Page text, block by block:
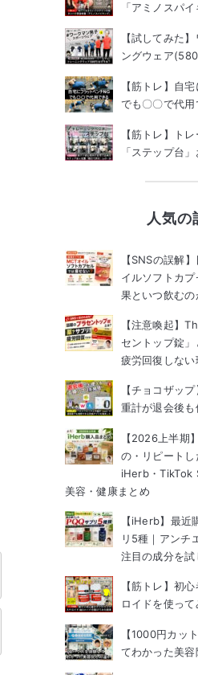
「アミノスパ
【試してみた
ングウェア
【筋トレ】自
でも〇〇で代
【筋トレ】ト
「ステップ台
人気の
【SNSの誤解
イルソフトカ
果といつ飲む
【注意喚起】
セントップ錠
疲労回復しな
【チョコザッ
重計が退会後も
【2026上半期
の・リピートし
iHerb・TikTok
美容・健康まとめ
【iHerb】最近
リ5種｜アンチ
注目の成分を試
【筋トレ】初
ロイドを使っ
【1000円カッ
てわかった美